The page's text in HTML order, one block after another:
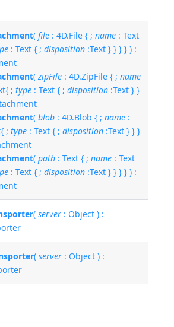
(file : 4D.File { ;name : Text
: Text { ;disposition :Text } } } } ) :
(zipFile : 4D.ZipFile { ;name
;type : Text { ;disposition :Text } }
(blob : 4D.Blob { ;name :
;type : Text { ;disposition :Text } } }
(path : Text { ;name : Text
: Text { ;disposition :Text } } } } ) :
(server : Object ) :
(server : Object ) :